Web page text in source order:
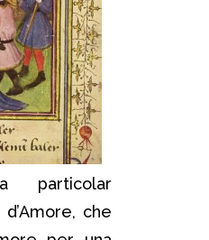
particolar
che